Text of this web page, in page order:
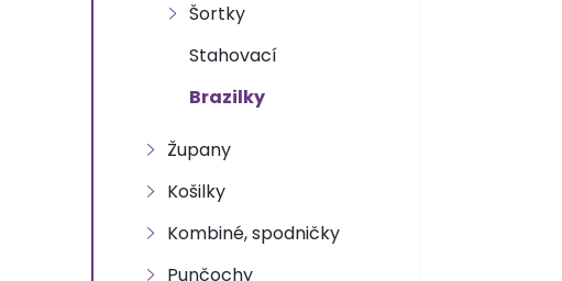
Šortky
Stahovací
Brazilky
Župany
Košilky
Kombiné, spodničky
Punčochy